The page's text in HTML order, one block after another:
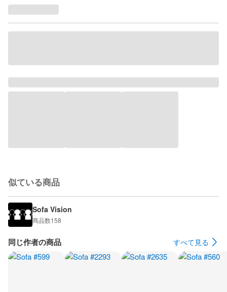
似ている商品
Sofa Vision
商品数158
同じ作者の商品 すべて見る